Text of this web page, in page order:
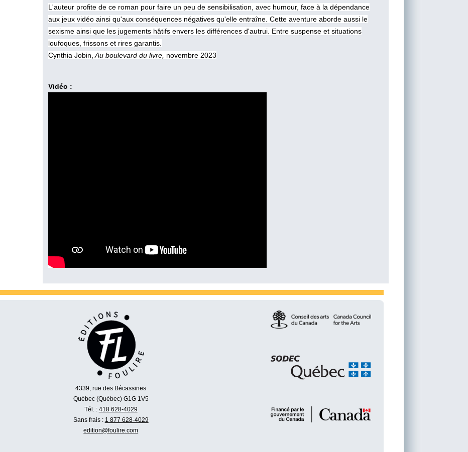
L'auteur profite de ce roman pour faire un peu de sensibilisation, avec humour, face à la dépendance
aux jeux vidéo ainsi qu'aux conséquences négatives qu'elle entraîne. Cette aventure aborde aussi le
sexisme ainsi que les jugements hâtifs envers les différences d'autrui. Entre suspense et situations
loufoques, frissons et rires garantis.
Cynthia Jobin, Au boulevard du livre, novembre 2023
Vidéo :
4339, rue des Bécassines
Québec (Québec) G1G 1V5
Tél. : 418 628-4029
Sans frais : 1 877 628-4029
edition@foulire.com